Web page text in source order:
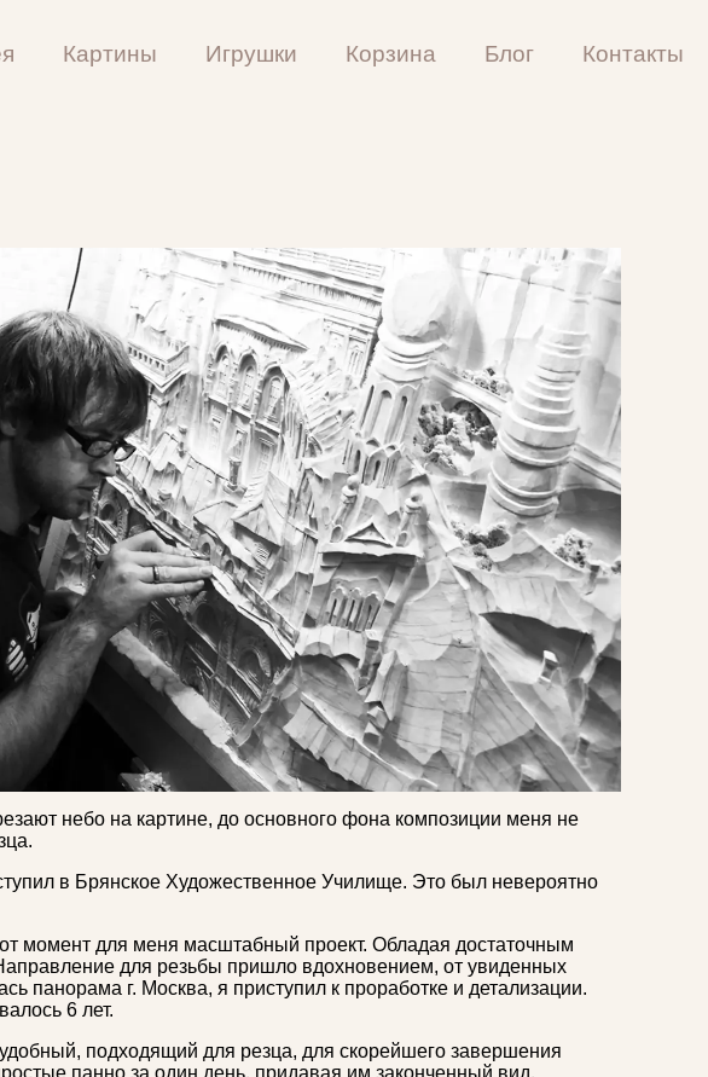
Картины Игрушки Корзина Блог Контакты
небо на картине, до основного фона композиции меня не
в Брянское Художественное Училище. Это был невероятно
момент для меня масштабный проект. Обладая достаточным
для резьбы пришло вдохновением, от увиденных
панорама г. Москва, я приступил к проработке и детализации.
6 лет.
подходящий для резца, для скорейшего завершения
панно за один день, придавая им законченный вид.